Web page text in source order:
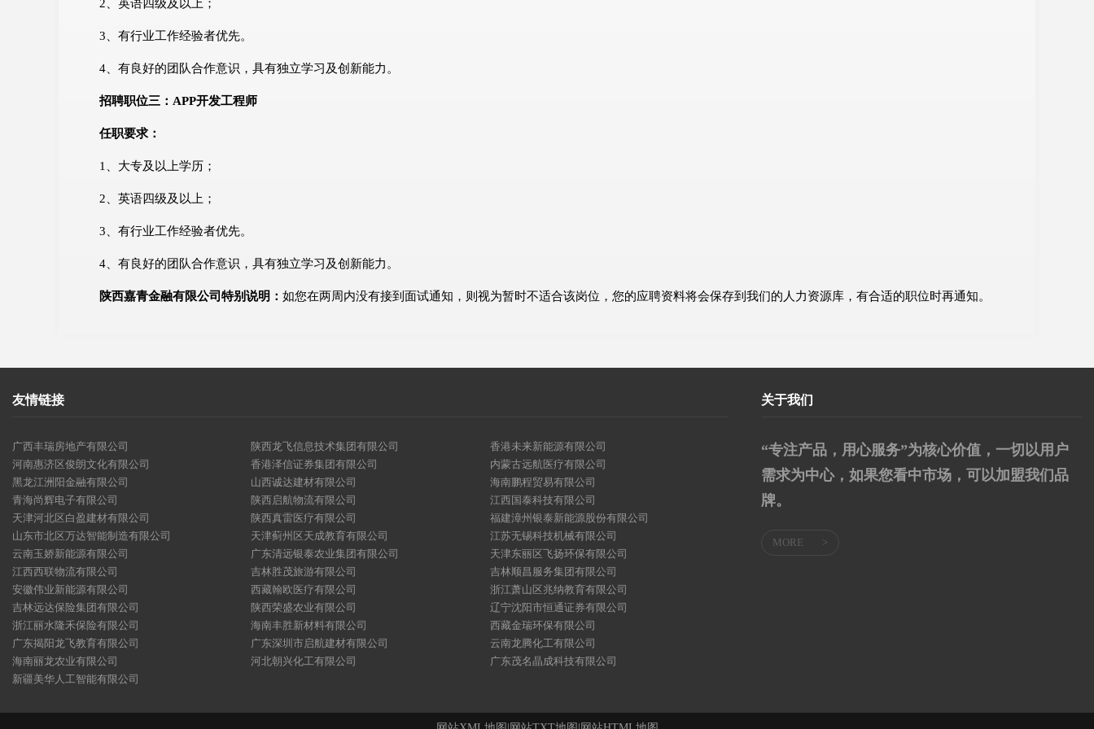
2、英语四级及以上；
3、有行业工作经验者优先。
4、有良好的团队合作意识，具有独立学习及创新能力。
招聘职位三：APP开发工程师
任职要求：
1、大专及以上学历；
2、英语四级及以上；
3、有行业工作经验者优先。
4、有良好的团队合作意识，具有独立学习及创新能力。
陕西嘉青金融有限公司特别说明： 如您在两周内没有接到面试通知，则视为暂时不适合该岗位，您的应聘资料将会保存到我们的人力资源库，有合适的职位时再通知。
友情链接
广西丰瑞房地产有限公司 陕西龙飞信息技术集团有限公司
香港未来新能源有限公司
河南惠济区俊朗文化有限公司
香港泽信证券集团有限公司
内蒙古远航医疗有限公司
黑龙江洲阳金融有限公司
山西诚达建材有限公司
海南鹏程贸易有限公司
青海尚辉电子有限公司
陕西启航物流有限公司
江西国泰科技有限公司
天津河北区白盈建材有限公司
陕西真雷医疗有限公司
福建漳州银泰新能源股份有限公司
山东市北区万达智能制造有限公司
天津蓟州区天成教育有限公司
江苏无锡科技机械有限公司
云南玉娇新能源有限公司
广东清远银泰农业集团有限公司
天津东丽区飞扬环保有限公司
江西西联物流有限公司
吉林胜茂旅游有限公司
吉林顺昌服务集团有限公司
安徽伟业新能源有限公司
西藏翰欧医疗有限公司
浙江萧山区兆纳教育有限公司
吉林远达保险集团有限公司
陕西荣盛农业有限公司
辽宁沈阳市恒通证券有限公司
浙江丽水隆禾保险有限公司
海南丰胜新材料有限公司
西藏金瑞环保有限公司
广东揭阳龙飞教育有限公司
广东深圳市启航建材有限公司
云南龙腾化工有限公司
海南丽龙农业有限公司
河北朝兴化工有限公司
广东茂名晶成科技有限公司
新疆美华人工智能有限公司
关于我们
“专注产品，用心服务”为核心价值，一切以用户
需求为中心，如果您看中市场，可以加盟我们品
牌。
MORE >